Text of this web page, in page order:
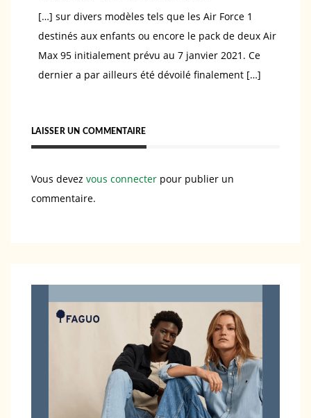
[…] sur divers modèles tels que les Air Force 1
destinés aux enfants ou encore le pack de deux Air
Max 95 initialement prévu au 7 janvier 2021. Ce
dernier a par ailleurs été dévoilé finalement […]
LAISSER UN COMMENTAIRE
Vous devez vous connecter pour publier un
commentaire.